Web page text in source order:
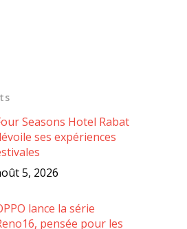
Seasons Hotel Rabat
ses expériences
5, 2026
lance la série
pensée pour les